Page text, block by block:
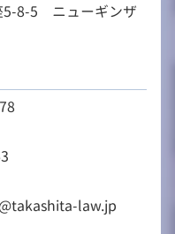
5-8-5 ニューギンザ
law.jp